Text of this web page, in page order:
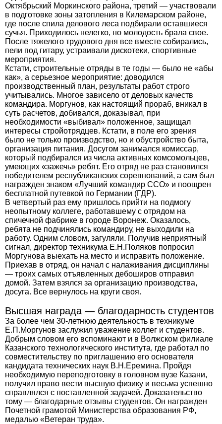
Октябрьский Моркинского района, третий — участвовали
в подготовке зоны затопления в Килемарском районе,
где после спила делового леса подбирали оставшиеся
сучья. Приходилось нелегко, но молодость брала свое.
После тяжелого трудового дня все вместе собирались,
пели под гитару, устраивали дискотеки, спортивные
мероприятия.
Кстати, строительные отряды в те годы — было не «абы
как», а серьезное мероприятие: доводился
производственный план, результаты работ строго
учитывались. Многое зависело от деловых качеств
командира. Моргунов, как настоящий прораб, вникал в
суть расчетов, добивался, доказывал, при
необходимости «выбивал» положенное, защищал
интересы стройотрядцев. Кстати, в поле его зрения
было не только производство, но и обустройство быта,
организация питания. Досугом занимался комиссар,
который подбирался из числа активных комсомольцев,
умеющих «зажечь» ребят. Его отряд не раз становился
победителем республиканских соревнований, а сам был
награжден знаком «Лучший командир ССО» и поощрен
бесплатной путевкой по Германии (ГДР).
В четвертый раз ему пришлось прийти на подмогу
неопытному коллеге, работавшему с отрядом на
спичечной фабрике в городе Воронеж. Оказалось,
ребята не подчинялись командиру, не выходили на
работу. Одним словом, загуляли. Получив неприятный
сигнал, директор техникума Е.Н.Поляков попросил
Моргунова выехать на место и исправить положение.
Приехав в отряд, он начал с налаживания дисциплины
— троих самых отъявленных дебоширов отправил
домой. Затем взялся за организацию производства,
досуга. Все вернулось на круги своя.
Высшая награда — благодарность студентов
За более чем 30-летнюю деятельность в техникуме
Е.П.Моргунов заслужил уважение коллег и студентов.
Добрым словом его вспоминают и в Волжском филиале
Казанского технологического института, где работал по
совместительству по приглашению его основателя
кандидата технических наук В.Н.Еремина. Пройдя
необходимую переподготовку в головном вузе Казани,
получил право вести высшую физику и весьма успешно
справлялся с поставленной задачей. Доказательство
тому — благодарные отзывы студентов. Он награжден
Почетной грамотой Министерства образования РФ,
медалью «Ветеран труда».